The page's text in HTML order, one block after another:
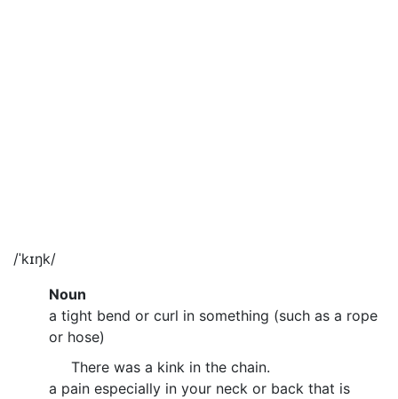
/ˈkɪŋk/
Noun
a tight bend or curl in something (such as a rope
or hose)
There was a kink in the chain.
a pain especially in your neck or back that is